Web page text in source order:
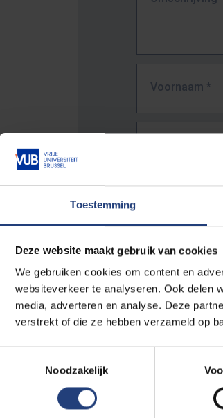
Toestemming
Deze website maakt gebruik van cookies
We gebruiken cookies om content en
websiteverkeer te analyseren. Ook delen
media, adverteren en analyse. Deze
verstrekt of die ze hebben verzameld op
Noodzakelijk
Voornaam *
URL*
De volledige URL van
Bv. https://